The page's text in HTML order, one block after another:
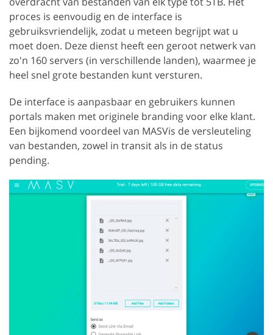
proces is eenvoudig en de interface is
gebruiksvriendelijk, zodat u meteen begrijpt wat u
moet doen. Deze dienst heeft een geroot netwerk van
zo'n 160 servers (in verschillende landen), waarmee je
heel snel grote bestanden kunt versturen.
De interface is aanpasbaar en gebruikers kunnen
portals maken met originele branding voor elke klant.
Een bijkomend voordeel van MASVis de versleuteling
van bestanden, zowel in transit als in de status
pending.